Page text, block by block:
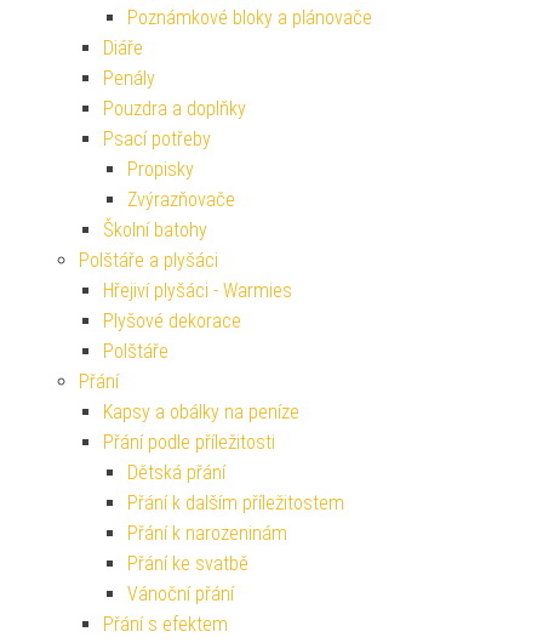
Poznámkové bloky a plánovače
Diáře
Penály
Pouzdra a doplňky
Psací potřeby
Propisky
Zvýrazňovače
Školní batohy
Polštáře a plyšáci
Hřejiví plyšáci - Warmies
Plyšové dekorace
Polštáře
Přání
Kapsy a obálky na peníze
Přání podle příležitosti
Dětská přání
Přání k dalším příležitostem
Přání k narozeninám
Přání ke svatbě
Vánoční přání
Přání s efektem